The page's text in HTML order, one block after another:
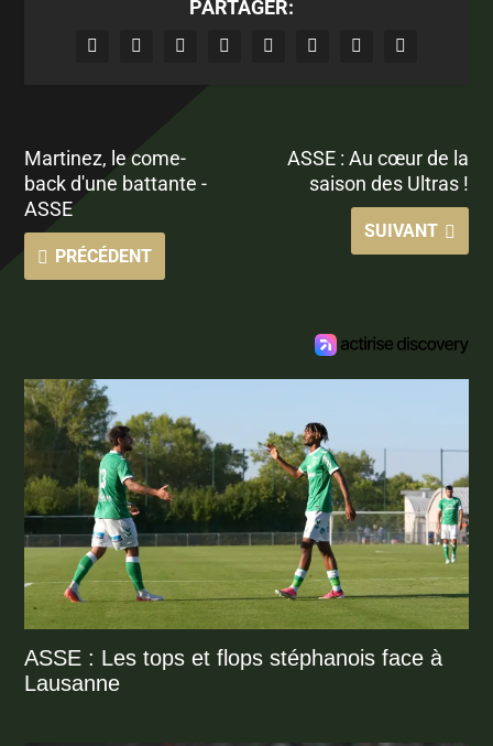
PARTAGER:
Martinez, le come-
back d'une battante -
ASSE
PRÉCÉDENT
ASSE : Au cœur de la
saison des Ultras !
SUIVANT
ASSE : Les tops et flops stéphanois face à
Lausanne